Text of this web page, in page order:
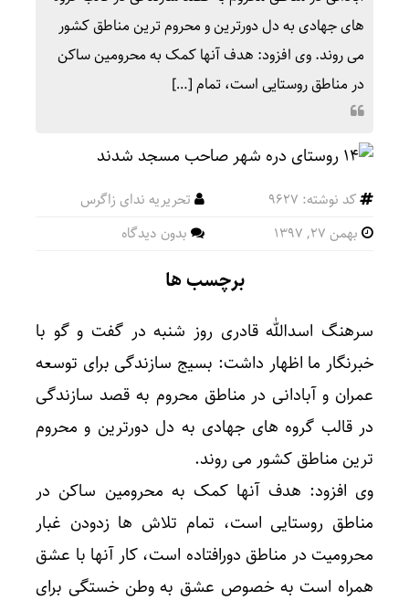
های جهادی به دل دورترین و محروم ترین مناطق کشور
می روند. وی افزود: هدف آنها کمک به محرومین ساکن
در مناطق روستایی است، تمام […]
کد نوشته: 9627
تحریریه ندای زاگرس
بهمن ۲۷, ۱۳۹۷
بدون دیدگاه
برچسب ها
سرهنگ اسدالله قادری روز شنبه در گفت و گو با
خبرنگار ما اظهار داشت: بسیج سازندگی برای توسعه
عمران و آبادانی در مناطق محروم به قصد سازندگی
در قالب گروه های جهادی به دل دورترین و محروم
ترین مناطق کشور می روند.
وی افزود: هدف آنها کمک به محرومین ساکن در
مناطق روستایی است، تمام تلاش ها زدودن غبار
محرومیت در مناطق دورافتاده است، کار آنها با عشق
همراه است به خصوص عشق به وطن خستگی برای